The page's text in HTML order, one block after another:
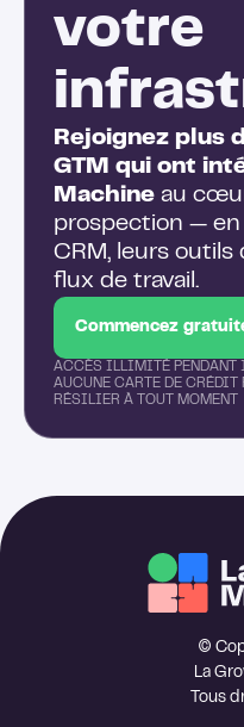
votre
Rejoignez plus
GTM qui ont
Machine au
prospection — en
CRM, leurs outils
flux de travail.
Commencez
ACCÈS ILLIMITÉ PENDANT
AUCUNE CARTE DE CRÉDIT
RÉSILIER À TOUT MOMENT
©
La
Tous